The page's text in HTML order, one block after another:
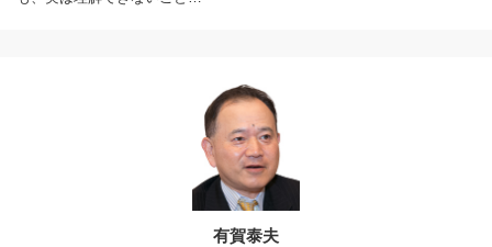
有賀泰夫